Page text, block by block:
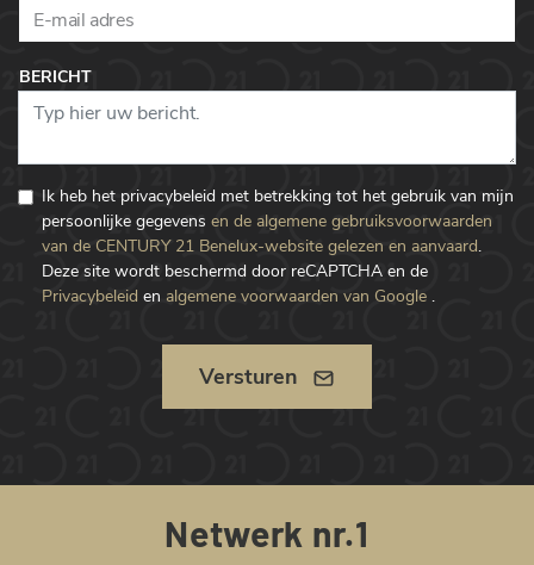
BERICHT
Ik heb het privacybeleid met betrekking tot het gebruik van mijn
persoonlijke gegevens en de algemene gebruiksvoorwaarden
van de CENTURY 21 Benelux-website gelezen en aanvaard.
Deze site wordt beschermd door reCAPTCHA en de
Privacybeleid en algemene voorwaarden van Google .
Versturen
Netwerk nr.1